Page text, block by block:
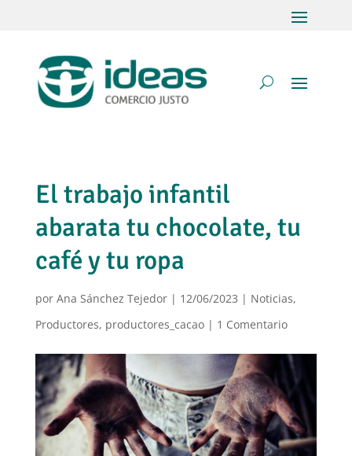
El trabajo infantil
abarata tu chocolate, tu
café y tu ropa
por Ana Sánchez Tejedor| 12/06/2023 | Noticias,
Productores, productores_cacao| 1 Comentario